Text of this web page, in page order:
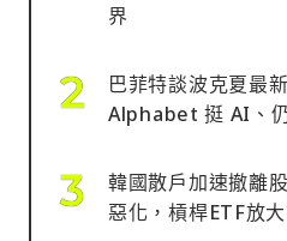
界
巴菲特談波克夏最
Alphabet 挺 AI、
韓國散戶加速撤離
惡化，槓桿ETF放